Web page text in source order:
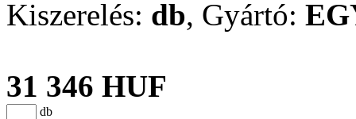
Kiszerelés: db, Gyártó:
31 346 HUF
db